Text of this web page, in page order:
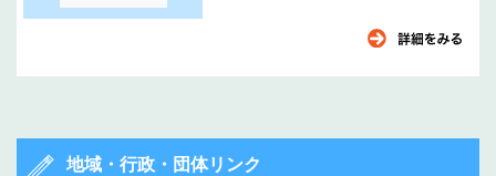
地域・行政・団体リンク